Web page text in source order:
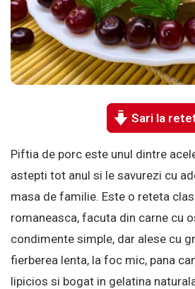
Sari la
Piftia de porc este unul dintre
astepti tot anul si le savurezi cu
masa de familie. Este o reteta
romaneasca, facuta din carne cu
condimente simple, dar alese cu
fierberea lenta, la foc mic, pana
lipicios si bogat in gelatina